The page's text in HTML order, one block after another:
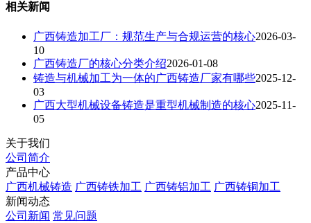
相关新闻
广西铸造加工厂：规范生产与合规运营的核心2026-03-
10
广西铸造厂的核心分类介绍2026-01-08
铸造与机械加工为一体的广西铸造厂家有哪些2025-12-
03
广西大型机械设备铸造是重型机械制造的核心2025-11-
05
关于我们
公司简介
产品中心
广西机械铸造 广西铸铁加工 广西铸铝加工 广西铸铜加工
新闻动态
公司新闻 常见问题